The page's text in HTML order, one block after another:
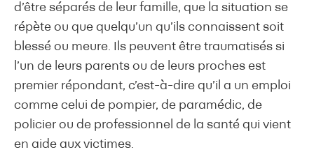
d’être séparés de leur famille, que la situation se
répète ou que quelqu’un qu’ils connaissent soit
blessé ou meure. Ils peuvent être traumatisés si
l’un de leurs parents ou de leurs proches est
premier répondant, c’est-à-dire qu’il a un emploi
comme celui de pompier, de paramédic, de
policier ou de professionnel de la santé qui vient
en aide aux victimes.